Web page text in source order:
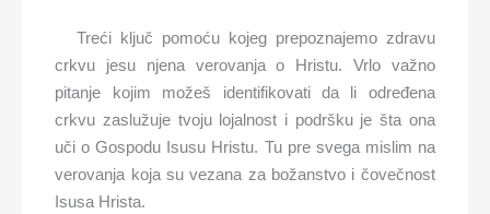
Treći ključ pomoću kojeg prepoznajemo zdravu
crkvu jesu njena verovanja o Hristu. Vrlo važno
pitanje kojim možeš identifikovati da li određena
crkvu zaslužuje tvoju lojalnost i podršku je šta ona
uči o Gospodu Isusu Hristu. Tu pre svega mislim na
verovanja koja su vezana za božanstvo i čovečnost
Isusa Hrista.